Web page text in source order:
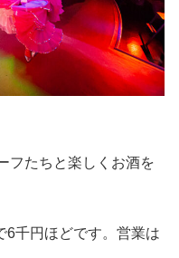
フたちと楽しくお酒を
6千円ほどです。営業は